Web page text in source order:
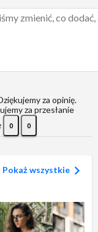
za opinię.
za przesłanie
0 0
Pokaż wszystkie